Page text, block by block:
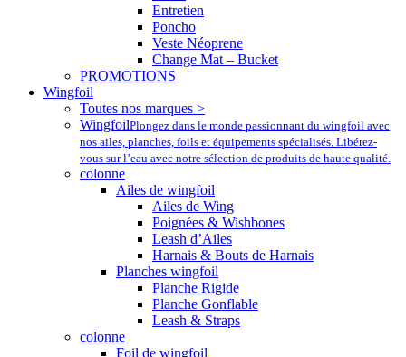
Entretien
Poncho
Veste Néoprene
Change Mat – Bucket
PROMOTIONS
Wingfoil
Toutes nos marques >
WingfoilPlongez dans le monde passionnant du wingfoil avec
nos ailes, planches, foils et équipements spécialisés. Libérez-
vous sur l’eau avec notre sélection de produits de haute qualité.
colonne
Ailes de wingfoil
Ailes de Wing
Poignées & Wishbones
Leash d’Ailes
Harnais & Bouts de Harnais
Planches wingfoil
Planche Rigide
Planche Gonflable
Leash & Straps
colonne
Foil de wingfoil